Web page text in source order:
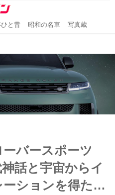
ひと昔 昭和の名車 写真蔵
ーバースポーツ
話と宇宙からイ
ーションを得た5